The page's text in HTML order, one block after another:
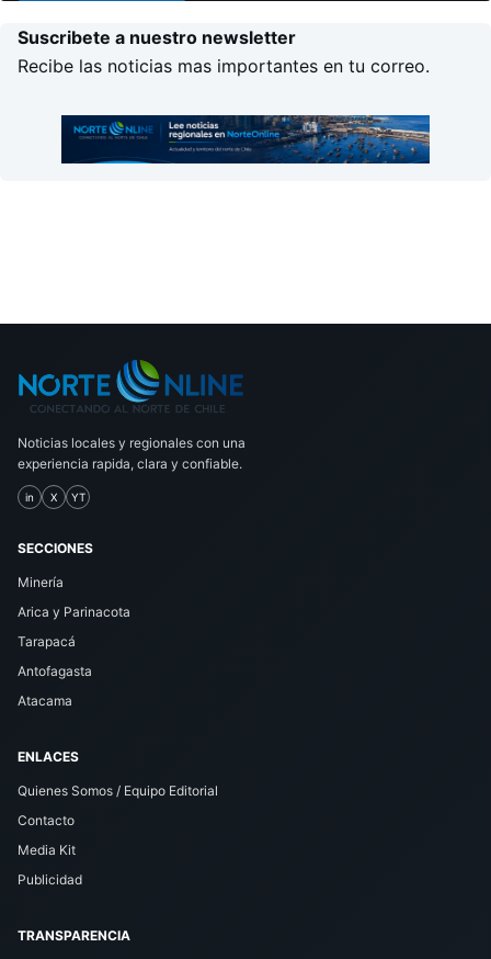
Suscribete a nuestro newsletter
Recibe las noticias mas importantes en tu correo.
Noticias locales y regionales con una
experiencia rapida, clara y confiable.
in X YT
SECCIONES
Minería
Arica y Parinacota
Tarapacá
Antofagasta
Atacama
ENLACES
Quienes Somos / Equipo Editorial
Contacto
Media Kit
Publicidad
TRANSPARENCIA